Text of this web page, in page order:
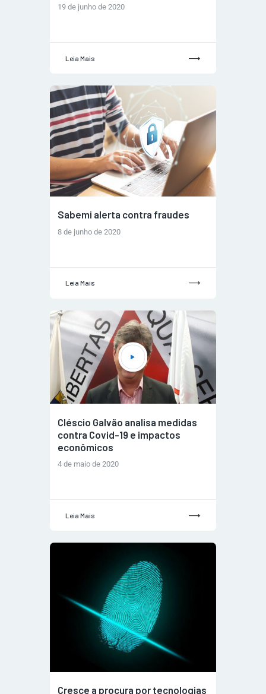
19 de junho de 2020
Leia Mais
Sabemi alerta contra fraudes
8 de junho de 2020
Leia Mais
Cléscio Galvão analisa medidas
contra Covid-19 e impactos
econômicos
4 de maio de 2020
Leia Mais
Cresce a procura por tecnologias